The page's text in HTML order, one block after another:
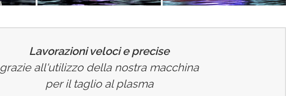
Lavorazioni veloci e precise
grazie all'utilizzo della nostra macchina
per il taglio al plasma